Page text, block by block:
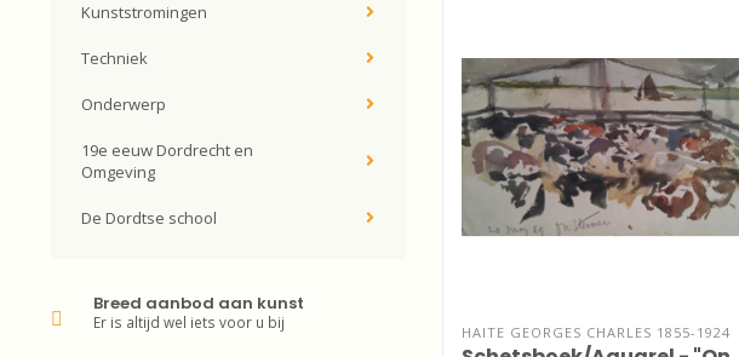
Kunststromingen
Techniek
Onderwerp
19e eeuw Dordrecht en
Omgeving
De Dordtse school
Breed aanbod aan kunst
Er is altijd wel iets voor u bij
HAITE GEORGES CHARLES 1855-1924